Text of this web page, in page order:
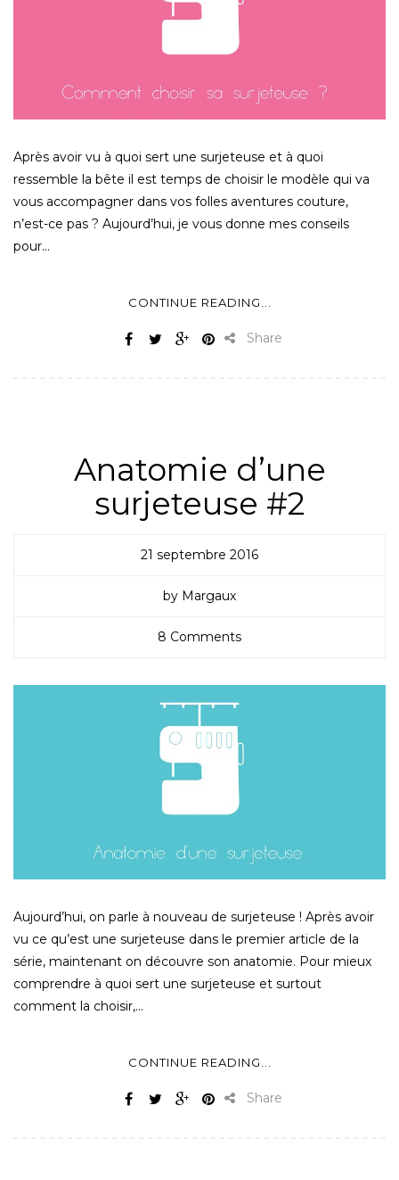
Après avoir vu à quoi sert une surjeteuse et à quoi
ressemble la bête il est temps de choisir le modèle qui va
vous accompagner dans vos folles aventures couture,
n’est-ce pas ? Aujourd’hui, je vous donne mes conseils
pour…
CONTINUE READING...
Share
Anatomie d’une
surjeteuse #2
21 septembre 2016
by Margaux
8 Comments
Aujourd’hui, on parle à nouveau de surjeteuse ! Après avoir
vu ce qu’est une surjeteuse dans le premier article de la
série, maintenant on découvre son anatomie. Pour mieux
comprendre à quoi sert une surjeteuse et surtout
comment la choisir,…
CONTINUE READING...
Share